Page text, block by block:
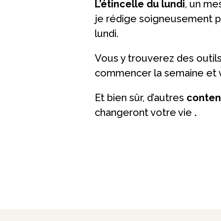
L’étincelle du lundi, un
je rédige soigneusement p
lundi.
Vous y trouverez des
commencer la semaine et
Et bien sûr, d’autres
changeront votre vie .